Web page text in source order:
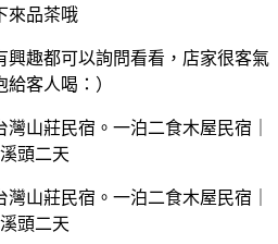
來品茶哦
興趣都可以詢問看看，店家很客氣
給客人喝：）